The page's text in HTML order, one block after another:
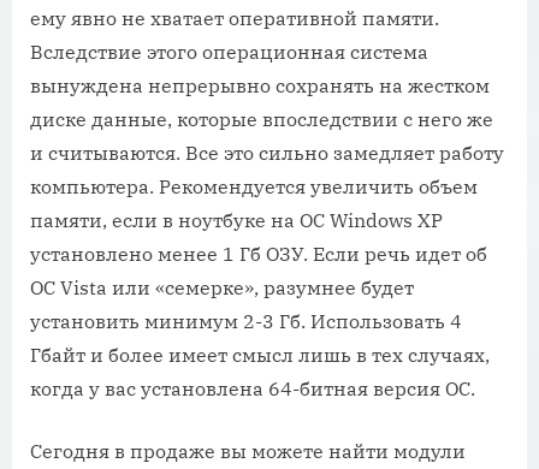
ему явно не хватает оперативной памяти.
Вследствие этого операционная система
вынуждена непрерывно сохранять на жестком
диске данные, которые впоследствии с него же
и считываются. Все это сильно замедляет работу
компьютера. Рекомендуется увеличить объем
памяти, если в ноутбуке на ОС Windows XP
установлено менее 1 Гб ОЗУ. Если речь идет об
ОС Vista или «семерке», разумнее будет
установить минимум 2-3 Гб. Использовать 4
Гбайт и более имеет смысл лишь в тех случаях,
когда у вас установлена 64-битная версия ОС.
Сегодня в продаже вы можете найти модули